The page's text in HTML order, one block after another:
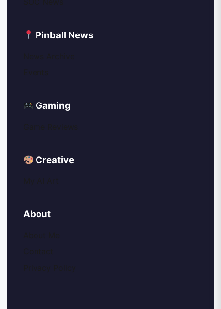
Pinball News
Gaming
Creative
About